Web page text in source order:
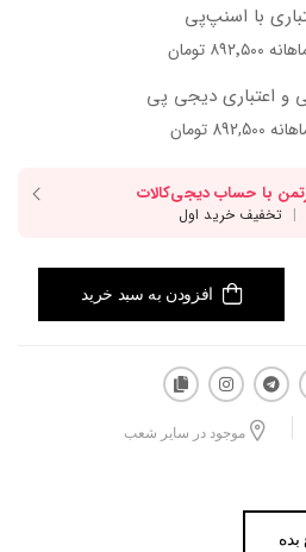
با اسنپ‌پی
و اعتباری دیجی پی
افزودن به سبد خرید
موجود در سایر شعب